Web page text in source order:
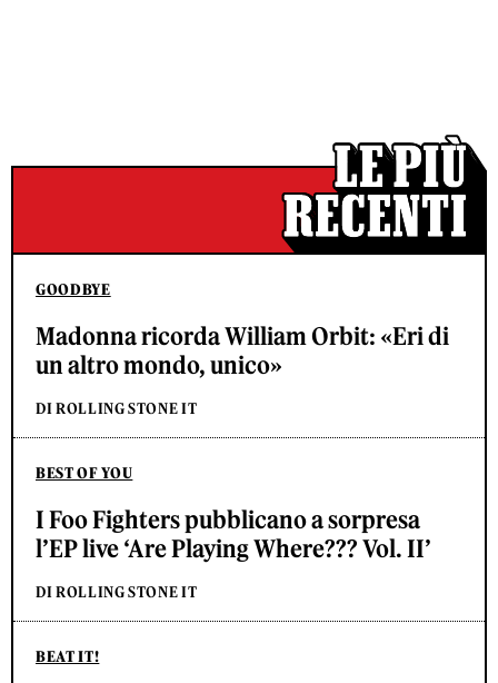
GOODBYE
Madonna ricorda William Orbit: «Eri di
un altro mondo, unico»
DI ROLLING STONE IT
BEST OF YOU
I Foo Fighters pubblicano a sorpresa
l’EP live ‘Are Playing Where??? Vol. II’
DI ROLLING STONE IT
BEAT IT!